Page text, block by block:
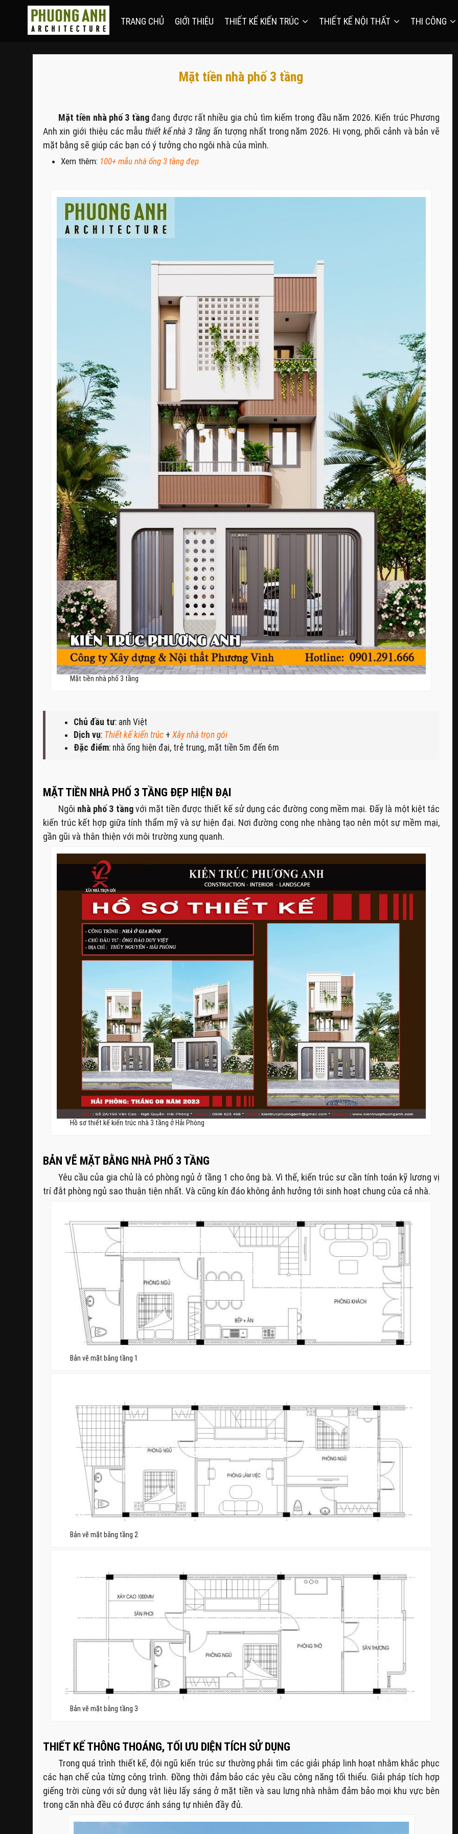
TRANG CHỦ GIỚI THIỆU THIẾT KẾ KIẾN TRÚC THIẾT KẾ NỘI THẤT THI CÔNG
Mặt tiền nhà phố 3 tầng
Mặt tiền nhà phố 3 tầngđang được rất nhiều gia chủ tìm kiếm trong đầu năm 2026. Kiến trúc Phương
Anh xin giới thiệu các mẫu thiết kế nhà 3 tầngấn tượng nhất trong năm 2026. Hi vọng, phối cảnh và bản vẽ
mặt bằng sẽ giúp các bạn có ý tưởng cho ngôi nhà của mình.
Xem thêm: 100+ mẫu nhà ống 3 tầng đẹp
Mặt tiền nhà phố 3 tầng
Chủ đầu tư: anh Việt
Dịch vụ: Thiết kế kiến trúc+ Xây nhà trọn gói
Đặc điểm: nhà ống hiện đại, trẻ trung, mặt tiền 5m đến 6m
MẶT TIỀN NHÀ PHỐ 3 TẦNG ĐẸP HIỆN ĐẠI
Ngôi nhà phố 3 tầngvới mặt tiền được thiết kế sử dụng các đường cong mềm mại. Đấy là một kiệt tác
kiến trúc kết hợp giữa tính thẩm mỹ và sự hiện đại. Nơi đường cong nhẹ nhàng tạo nên một sự mềm mại,
gần gũi và thân thiện với môi trường xung quanh.
Hồ sơ thiết kế kiến trúc nhà 3 tầng ở Hải Phòng
BẢN VẼ MẶT BẰNG NHÀ PHỐ 3 TẦNG
Yêu cầu của gia chủ là có phòng ngủ ở tầng 1 cho ông bà. Vì thế, kiến trúc sư cần tính toán kỹ lương vị
trí đắt phòng ngủ sao thuận tiện nhất. Và cũng kín đáo không ảnh hưởng tới sinh hoạt chung của cả nhà.
Bản vẽ mặt bằng tầng 1
Bản vẽ mặt bằng tầng 2
Bản vẽ mặt bằng tầng 3
THIẾT KẾ THÔNG THOÁNG, TỐI ƯU DIỆN TÍCH SỬ DỤNG
Trong quá trình thiết kế, đội ngũ kiến trúc sư thường phải tìm các giải pháp linh hoạt nhằm khắc phục
các hạn chế của từng công trình. Đồng thời đảm bảo các yêu cầu công năng tối thiểu. Giải pháp tích hợp
giếng trời cùng với sử dụng vật liệu lấy sáng ở mặt tiền và sau lưng nhà nhằm đảm bảo mọi khu vực bên
trong căn nhà đều có được ánh sáng tự nhiên đầy đủ.